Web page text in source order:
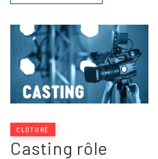
CLÔTURÉ
Casting rôle